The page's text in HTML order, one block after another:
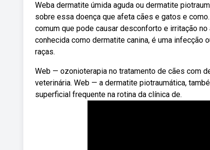
Weba dermatite úmida aguda ou dermatite
sobre essa doença que afeta cães e gatos e
comum que pode causar desconforto e irritação
conhecida como dermatite canina, é uma infecção
raças.
Web — ozonioterapia no tratamento de cães com
veterinária. Web — a dermatite piotraumática,
superficial frequente na rotina da clínica de.